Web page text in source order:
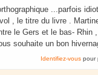
...parfois
, le titre du livre .
le Gers et le bas- Rhin
souhaite un bon
Identifiez-vous pour